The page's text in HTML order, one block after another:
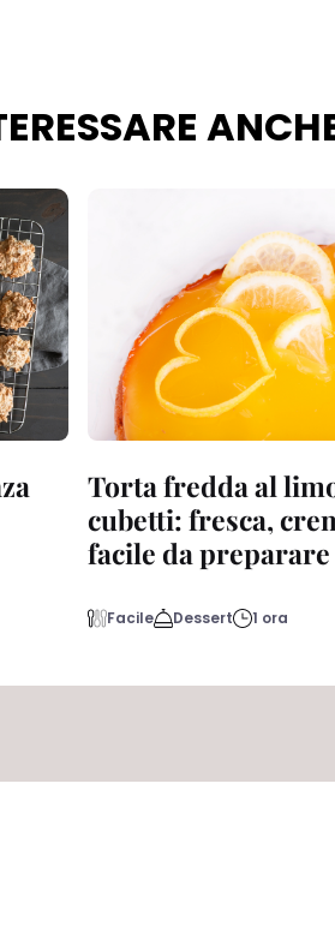
Torta fredda al
cubetti: fresca,
facile da preparare
Facile Dessert 1 ora